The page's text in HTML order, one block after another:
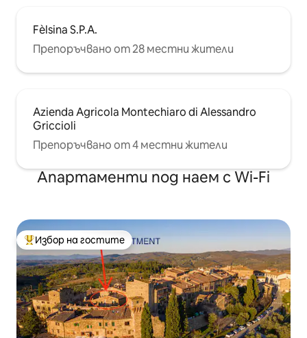
Fèlsina S.P.A.
Препоръчвано от 28 местни жители
Azienda Agricola Montechiaro di Alessandro
Griccioli
Препоръчвано от 4 местни жители
Апартаменти под наем с Wi-Fi
Най-популярен избор на гостите
Избор на гостите